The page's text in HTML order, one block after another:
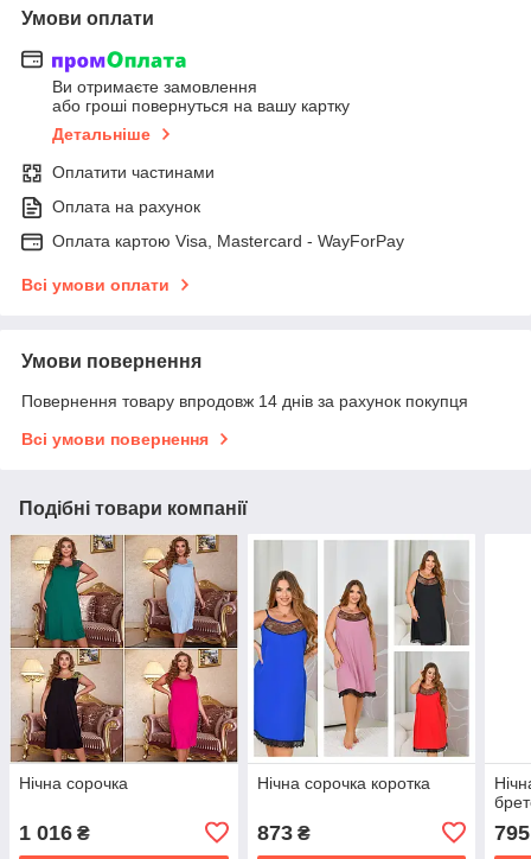
Умови оплати
Ви отримаєте замовлення
або гроші повернуться на вашу картку
Детальніше
Оплатити частинами
Оплата на рахунок
Оплата картою Visa, Mastercard - WayForPay
Всі умови оплати
Умови повернення
Повернення товару впродовж 14 днів за рахунок покупця
Всі умови повернення
Подібні товари компанії
Нічна сорочка
1 016 ₴
Нічна сорочка коротка
873₴ 795